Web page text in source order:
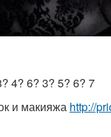
4? 6? 3? 5? 6? 7
и макияжа http://